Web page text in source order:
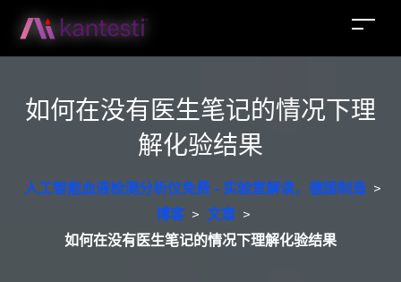
如何在没有医生笔记的情况下理
解化验结果
人工智能血液检测分析仪免费 - 实验室解读，德国制造 >
博客 > 文章 >
如何在没有医生笔记的情况下理解化验结果